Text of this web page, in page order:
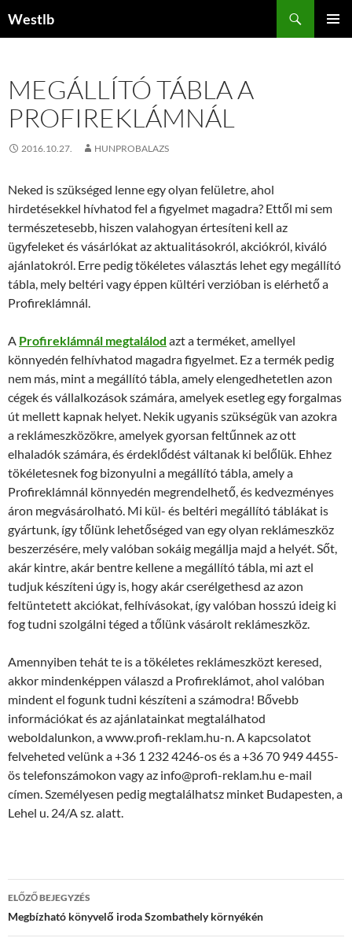
Westlb
MEGÁLLÍTÓ TÁBLA A
PROFIREKLÁMNÁL
2016.10.27. HUNPROBALAZS
Neked is szükséged lenne egy olyan felületre, ahol
hirdetésekkel hívhatod fel a figyelmet magadra? Ettől mi sem
természetesebb, hiszen valahogyan értesíteni kell az
ügyfeleket és vásárlókat az aktualitásokról, akciókról, kiváló
ajánlatokról. Erre pedig tökéletes választás lehet egy megállító
tábla, mely beltéri vagy éppen kültéri verzióban is elérhető a
Profireklámnál.
A Profireklámnál megtalálod azt a terméket, amellyel
könnyedén felhívhatod magadra figyelmet. Ez a termék pedig
nem más, mint a megállító tábla, amely elengedhetetlen azon
cégek és vállalkozások számára, amelyek esetleg egy forgalmas
út mellett kapnak helyet. Nekik ugyanis szükségük van azokra
a reklámeszközökre, amelyek gyorsan feltűnnek az ott
elhaladók számára, és érdeklődést váltanak ki belőlük. Ehhez
tökéletesnek fog bizonyulni a megállító tábla, amely a
Profireklámnál könnyedén megrendelhető, és kedvezményes
áron megvásárolható. Mi kül- és beltéri megállító táblákat is
gyártunk, így tőlünk lehetőséged van egy olyan reklámeszköz
beszerzésére, mely valóban sokáig megállja majd a helyét. Sőt,
akár kintre, akár bentre kellene a megállító tábla, mi azt el
tudjuk készíteni úgy is, hogy akár cserélgethesd az azon
feltüntetett akciókat, felhívásokat, így valóban hosszú ideig ki
fog tudni szolgálni téged a tőlünk vásárolt reklámeszköz.
Amennyiben tehát te is a tökéletes reklámeszközt keresed,
akkor mindenképpen válaszd a Profireklámot, ahol valóban
mindent el fogunk tudni készíteni a számodra! Bővebb
információkat és az ajánlatainkat megtalálhatod
weboldalunkon, a www.profi-reklam.hu-n. A kapcsolatot
felveheted velünk a +36 1 232 4246-os és a +36 70 949 4455-
ös telefonszámokon vagy az info@profi-reklam.hu e-mail
címen. Személyesen pedig megtalálhatsz minket Budapesten, a
Lehel u. 24/A sz. alatt.
Bejegyzés
navigáció
ELŐZŐ BEJEGYZÉS
Megbízható könyvelő iroda Szombathely környékén